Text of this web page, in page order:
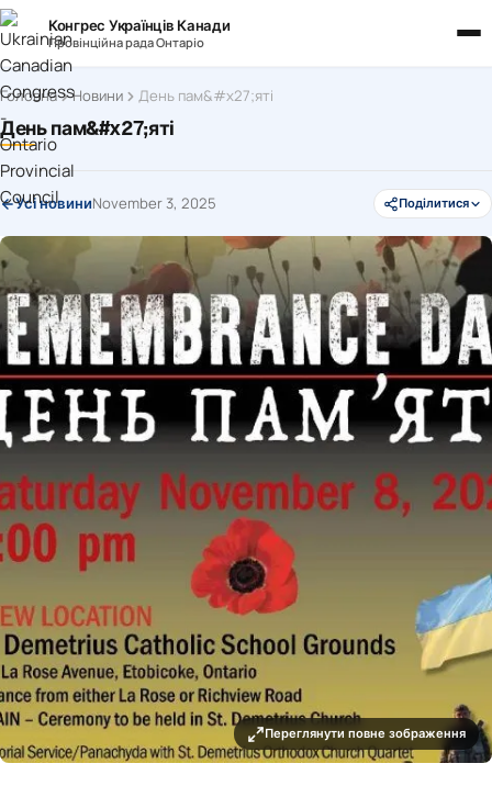
Конгрес Українців Канади
Провінційна рада Онтаріо
Головна Новини День пам&#x27;яті
День пам&#x27;яті
Усі новиниNovember 3, 2025 Поділитися
Переглянути повне зображення